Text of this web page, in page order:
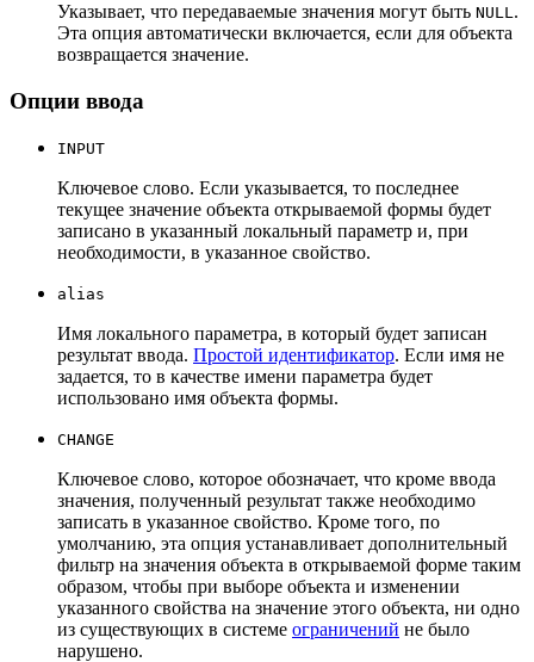
Указывает, что передаваемые значения могут быть NULL.
Эта опция автоматически включается, если для объекта
возвращается значение.
Опции ввода
INPUT
Ключевое слово. Если указывается, то последнее
текущее значение объекта открываемой формы будет
записано в указанный локальный параметр и, при
необходимости, в указанное свойство.
alias
Имя локального параметра, в который будет записан
результат ввода. Простой идентификатор. Если имя не
задается, то в качестве имени параметра будет
использовано имя объекта формы.
CHANGE
Ключевое слово, которое обозначает, что кроме ввода
значения, полученный результат также необходимо
записать в указанное свойство. Кроме того, по
умолчанию, эта опция устанавливает дополнительный
фильтр на значения объекта в открываемой форме таким
образом, чтобы при выборе объекта и изменении
указанного свойства на значение этого объекта, ни одно
из существующих в системе ограничений не было
нарушено.